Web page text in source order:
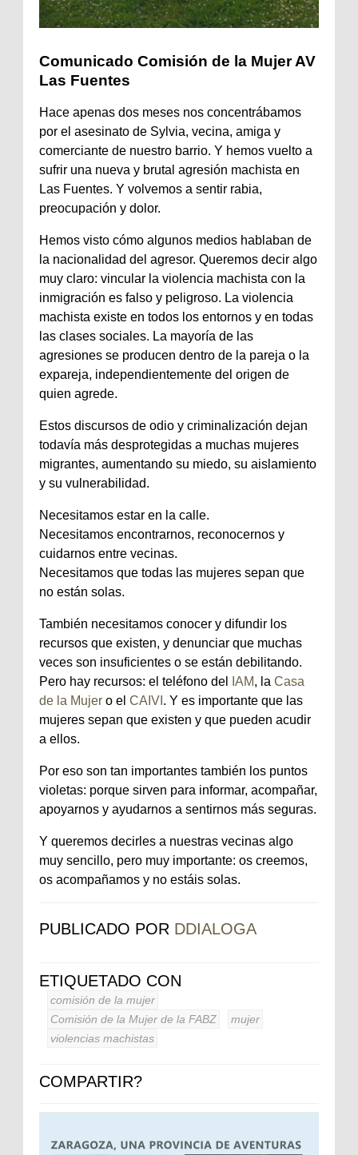
Comunicado Comisión de la Mujer AV
Las Fuentes
Hace apenas dos meses nos concentrábamos
por el asesinato de Sylvia, vecina, amiga y
comerciante de nuestro barrio. Y hemos vuelto a
sufrir una nueva y brutal agresión machista en
Las Fuentes. Y volvemos a sentir rabia,
preocupación y dolor.
Hemos visto cómo algunos medios hablaban de
la nacionalidad del agresor. Queremos decir algo
muy claro: vincular la violencia machista con la
inmigración es falso y peligroso. La violencia
machista existe en todos los entornos y en todas
las clases sociales. La mayoría de las
agresiones se producen dentro de la pareja o la
expareja, independientemente del origen de
quien agrede.
Estos discursos de odio y criminalización dejan
todavía más desprotegidas a muchas mujeres
migrantes, aumentando su miedo, su aislamiento
y su vulnerabilidad.
Necesitamos estar en la calle.
Necesitamos encontrarnos, reconocernos y
cuidarnos entre vecinas.
Necesitamos que todas las mujeres sepan que
no están solas.
También necesitamos conocer y difundir los
recursos que existen, y denunciar que muchas
veces son insuficientes o se están debilitando.
Pero hay recursos: el teléfono del
IAM, la Casa
de la Mujer o el CAIVI . Y es importante que las
mujeres sepan que existen y que pueden acudir
a ellos.
Por eso son tan importantes también los puntos
violetas: porque sirven para informar, acompañar,
apoyarnos y ayudarnos a sentirnos más seguras.
Y queremos decirles a nuestras vecinas algo
muy sencillo, pero muy importante: os creemos,
os acompañamos y no estáis solas.
PUBLICADO POR DDIALOGA
ETIQUETADO CON
comisión de la mujer
Comisión de la Mujer de la FABZ
mujer
violencias machistas
COMPARTIR?